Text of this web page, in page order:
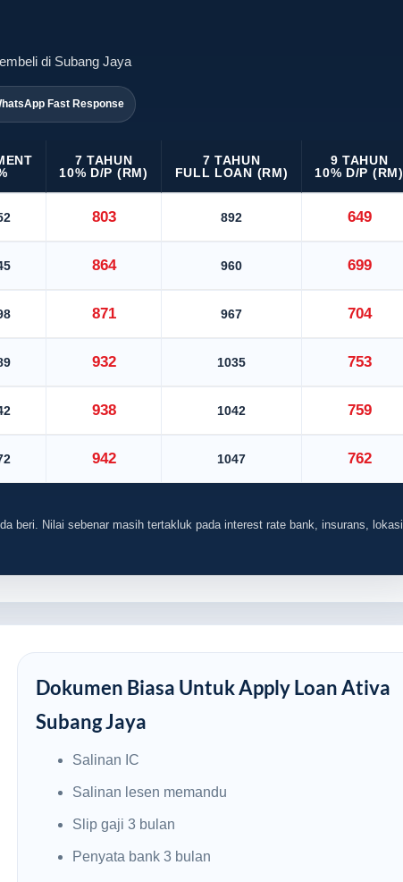
di Subang Jaya
Fast Response
7 TAHUN
10% D/P (RM)
7 TAHUN
FULL LOAN (RM)
9 TAHUN
10% D/P (RM)
803 892 649
864 960 699
871 967 704
932 1035 753
938 1042 759
942 1047 762
beri. Nilai sebenar masih tertakluk pada interest rate bank, insurans, lokasi
Dokumen Biasa Untuk Apply Loan Ativa
Subang Jaya
Salinan IC
Salinan lesen memandu
Slip gaji 3 bulan
Penyata bank 3 bulan